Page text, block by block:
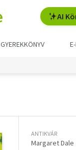
AI
GYEREKKÖNYV
ANTIKVÁR
Margaret Dale